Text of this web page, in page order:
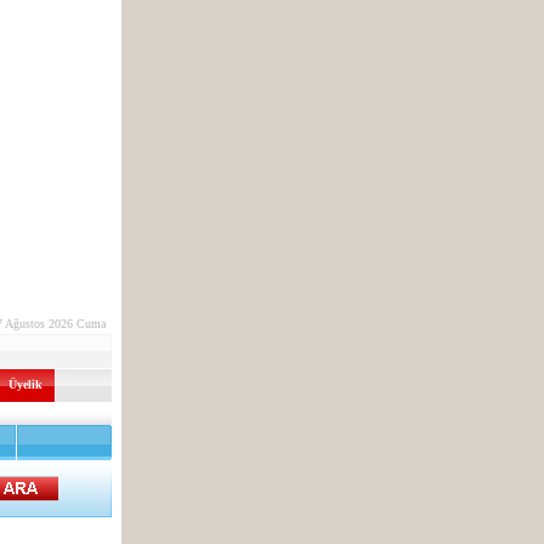
Ağustos 2026 Cuma
Üyelik